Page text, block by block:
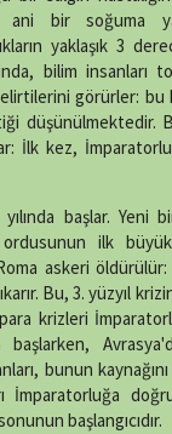
ani bir soğuma
yaklaşık 3
bilim insanları
görürler: bu
düşünülmektedir.
İlk kez,
başlar. Yeni
ilk
askeri öldürülür:
Bu, 3. yüzyıl
krizleri
başlarken,
bunun
İmparatorluğa
başlangıcıdır.